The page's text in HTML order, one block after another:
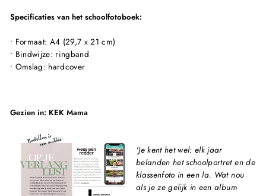
Specificaties van het schoolfotoboek:
• Formaat: A4 (29,7 x 21 cm)
• Bindwijze: ringband
• Omslag: hardcover
Gezien in: KEK Mama
'Je kent het wel: elk jaar
belanden het schoolportret en de
klassenfoto in een la. Wat nou
als je ze gelijk in een album